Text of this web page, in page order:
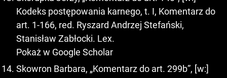
Kodeks postępowania karnego, t. I, Komentarz do
art. 1-166, red. Ryszard Andrzej Stefański,
Stanisław Zabłocki. Lex.
Pokaż w Google Scholar
Skowron Barbara, „Komentarz do art. 299b”, [w:]